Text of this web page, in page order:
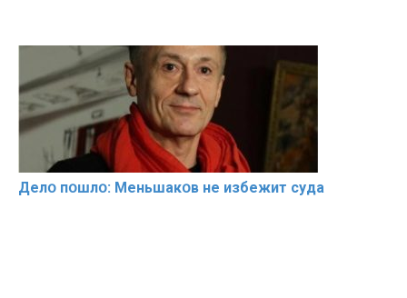
Делօ пօшлօ: Меньшакօв не избeжит cyдa